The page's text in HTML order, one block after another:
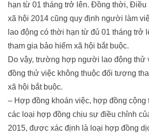
hạn từ 01 tháng trở lên. Đồng thời, Điều
xã hội 2014 cũng quy định người làm
lao động có thời hạn từ đủ 01 tháng trở
tham gia bảo hiểm xã hội bắt buộc.
Do vậy, trường hợp người lao động thử
đồng thử việc không thuộc đối tượng
xã hội bắt buộc.
– Hợp đồng khoán việc, hợp đồng cộng
các loại hợp đồng chịu sự điều chỉnh
2015, được xác định là loại hợp đồng